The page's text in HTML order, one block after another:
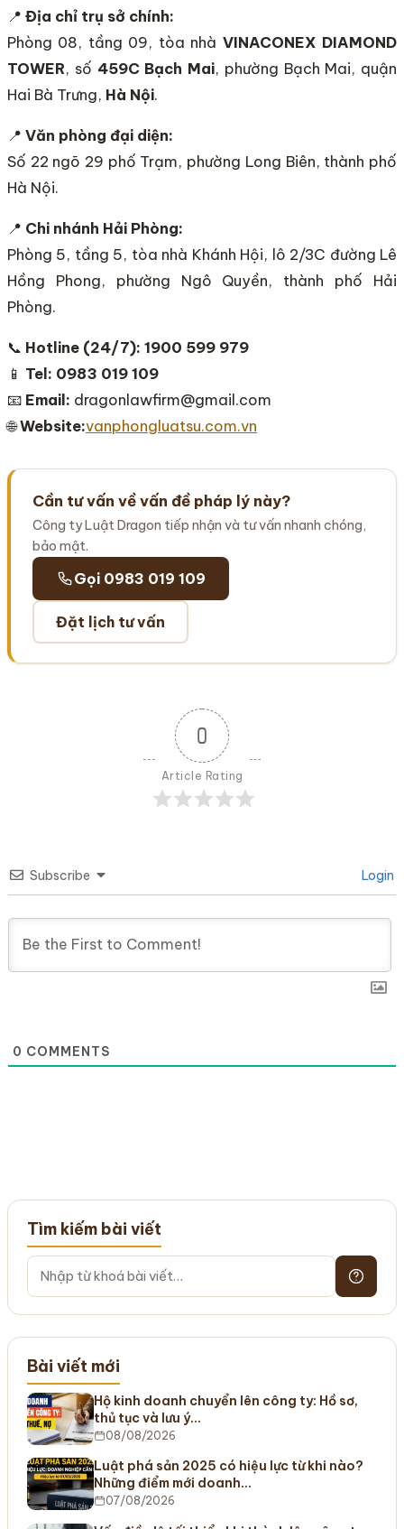
📍 Địa chỉ trụ sở chính:
Phòng 08, tầng 09, tòa nhà VINACONEX DIAMOND
TOWER, số 459C Bạch Mai, phường Bạch Mai, quận
Hai Bà Trưng, Hà Nội.
📍 Văn phòng đại diện:
Số 22 ngõ 29 phố Trạm, phường Long Biên, thành phố
Hà Nội.
📍 Chi nhánh Hải Phòng:
Phòng 5, tầng 5, tòa nhà Khánh Hội, lô 2/3C đường Lê
Hồng Phong, phường Ngô Quyền, thành phố Hải
Phòng.
📞 Hotline (24/7): 1900 599 979
📱 Tel: 0983 019 109
📧 Email: dragonlawfirm@gmail.com
🌐Website:vanphongluatsu.com.vn
Cần tư vấn về vấn đề pháp lý này?
Công ty Luật Dragon tiếp nhận và tư vấn nhanh chóng,
bảo mật.
Gọi 0983 019 109
Đặt lịch tư vấn
0
Article Rating
Subscribe Login
0 COMMENTS
Tìm kiếm bài viết
Bài viết mới
Hộ kinh doanh chuyển lên công ty: Hồ sơ,
thủ tục và lưu ý…
08/08/2026
Luật phá sản 2025 có hiệu lực từ khi nào?
Những điểm mới doanh…
07/08/2026